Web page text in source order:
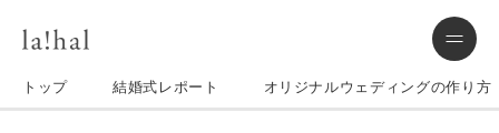
トップ 結婚式レポート オリジナルウェディングの作り方